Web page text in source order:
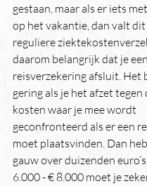
gestaan, maar als er iets
op het vakantie, dan valt
reguliere
daarom belangrijk dat je een
reisverzekering afsluit. Het
gering als je het afzet tegen
kosten waar je mee wordt
geconfronteerd als er een
moet plaatsvinden. Dan
gauw over duizenden
6.000 - € 8.000 moet je